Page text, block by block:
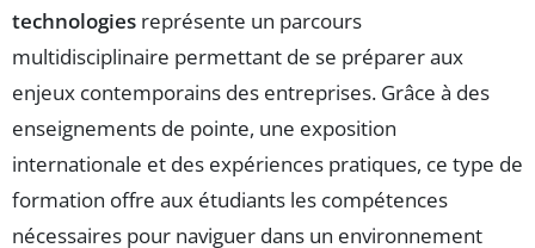
technologies représente un parcours
multidisciplinaire permettant de se préparer aux
enjeux contemporains des entreprises. Grâce à des
enseignements de pointe, une exposition
internationale et des expériences pratiques, ce type de
formation offre aux étudiants les compétences
nécessaires pour naviguer dans un environnement